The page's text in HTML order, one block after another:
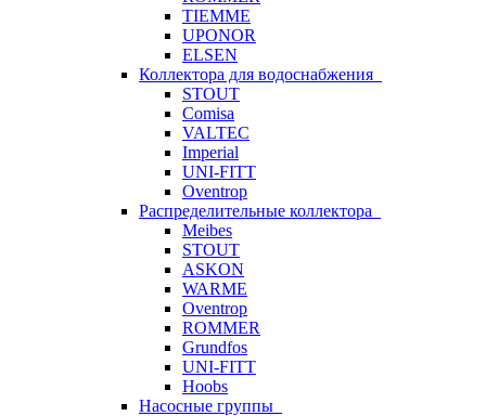
TIEMME
UPONOR
ELSEN
Коллектора для водоснабжения
STOUT
Comisa
VALTEC
Imperial
UNI-FITT
Oventrop
Распределительные коллектора
Meibes
STOUT
ASKON
WARME
Oventrop
ROMMER
Grundfos
UNI-FITT
Hoobs
Насосные группы